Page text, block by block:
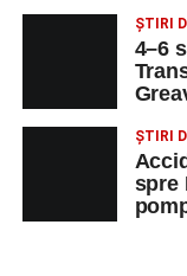
Technology Srl
ȘTIRI
4–6
ȘTIRI
spre